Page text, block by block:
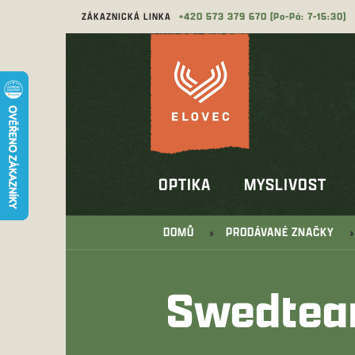
ZÁKAZNICKÁ LINKA 573 379 670
OPTIKA MYSLIVOST
DOMŮ PRODÁVANÉ ZNAČKY